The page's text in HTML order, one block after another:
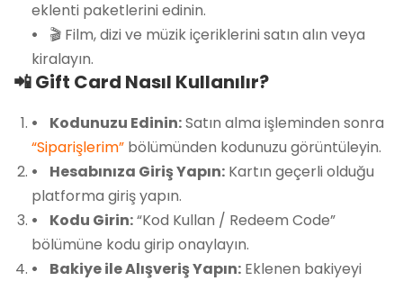
eklenti paketlerini edinin.
🎬 Film, dizi ve müzik içeriklerini satın alın veya
kiralayın.
📲 Gift Card Nasıl Kullanılır?
Kodunuzu Edinin:Satın alma işleminden sonra
“Siparişlerim” bölümünden kodunuzu görüntüleyin.
Hesabınıza Giriş Yapın: Kartın geçerli olduğu
platforma giriş yapın.
Kodu Girin:“Kod Kullan / Redeem Code”
bölümüne kodu girip onaylayın.
Bakiye ile Alışveriş Yapın: Eklenen bakiyeyi
Üzgünüm!